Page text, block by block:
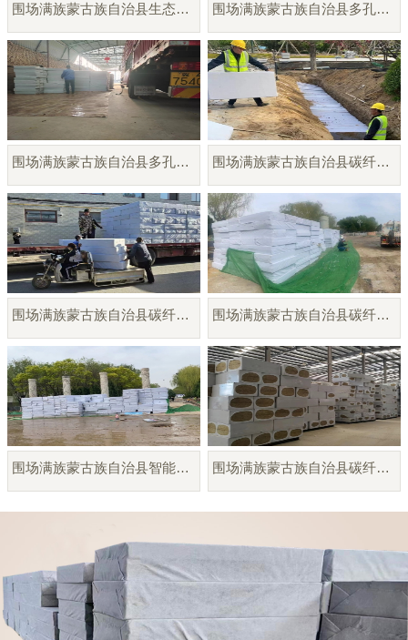
围场满族蒙古族自治县生态多孔纤维棉模块厂家 围场满族蒙古族自治县多孔纤维棉模块供应
围场满族蒙古族自治县多孔纤维棉模块厂家直销 围场满族蒙古族自治县碳纤雨水收集模块
围场满族蒙古族自治县碳纤维蓄水蓄释模块 围场满族蒙古族自治县碳纤雨水调蓄模块
围场满族蒙古族自治县智能碳纤雨水收集模块 围场满族蒙古族自治县碳纤雨水收集模块厂家